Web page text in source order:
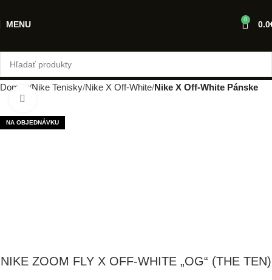
MENU 0 0.0
Domov Nike Tenisky Nike X Off-White Nike X Off-White Pánske
NA OBJEDNÁVKU
NIKE ZOOM FLY X OFF-WHITE „OG“ (THE TEN)